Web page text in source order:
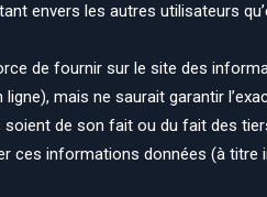
envers les autres utilisateurs
de fournir sur le site des
mais ne saurait garantir
de son fait ou du fait des
ces informations données (à